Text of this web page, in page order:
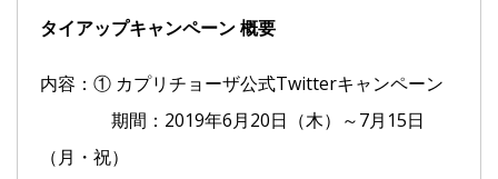
タイアップキャンペーン 概要
内容：① カプリチョーザ公式Twitterキャンペーン
期間：2019年6月20日（木）～7月15日
（月・祝）